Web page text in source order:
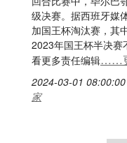
级决赛。据西班牙媒
加国王杯淘汰赛，其
2023年国王杯半决赛
看更多责任编辑……
2024-03-01 08:00:00
家